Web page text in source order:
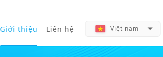
Giới thiệu Liên hệ Việt nam